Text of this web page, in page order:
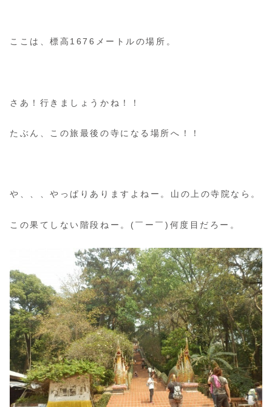
ここは、標高1676メートルの場所。
さあ！行きましょうかね！！
たぶん、この旅最後の寺になる場所へ！！
や、、、やっぱりありますよねー。山の上の寺院なら。
この果てしない階段ねー。(￣ー￣)何度目だろー。